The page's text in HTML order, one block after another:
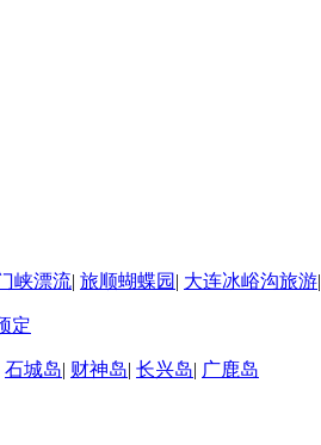
峡漂流| 旅顺蝴蝶园 | 大连冰峪沟旅游|
定
石城岛| 财神岛| 长兴岛| 广鹿岛